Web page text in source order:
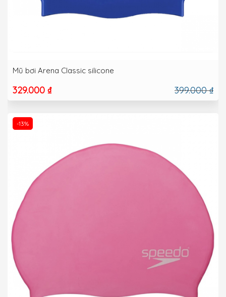
Mũ bơi Arena Classic silicone
329.000 ₫ 399.000 ₫
-13%